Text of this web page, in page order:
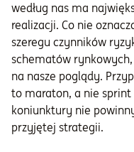
według nas ma
realizacji. Co nie
szeregu czynników
schematów
na nasze poglądy.
to maraton, a nie sprint
koniunktury nie
przyjętej strategii.